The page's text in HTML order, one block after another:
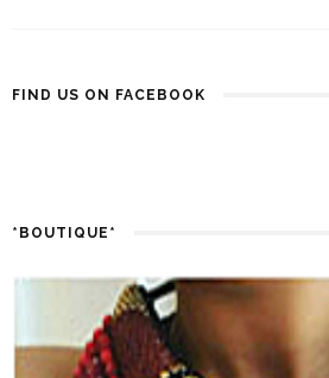
FIND US ON FACEBOOK
*BOUTIQUE*